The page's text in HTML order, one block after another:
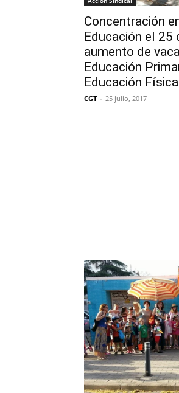
Concentración
Educación el 25
aumento de
Educación
Educación Física
CGT - 25 julio, 2017